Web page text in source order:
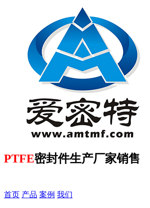
PTFE密封件生产厂家销售
首页 产品 案例 我们